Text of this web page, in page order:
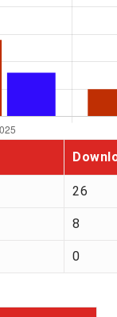
26
8
0